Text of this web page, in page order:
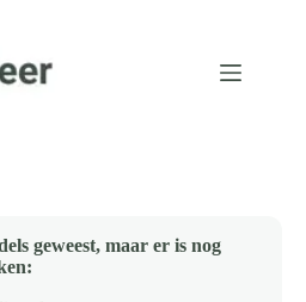
geweest, maar er is nog